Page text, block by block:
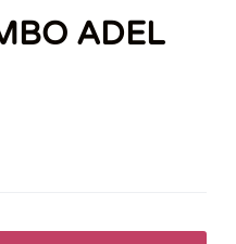
ADEL